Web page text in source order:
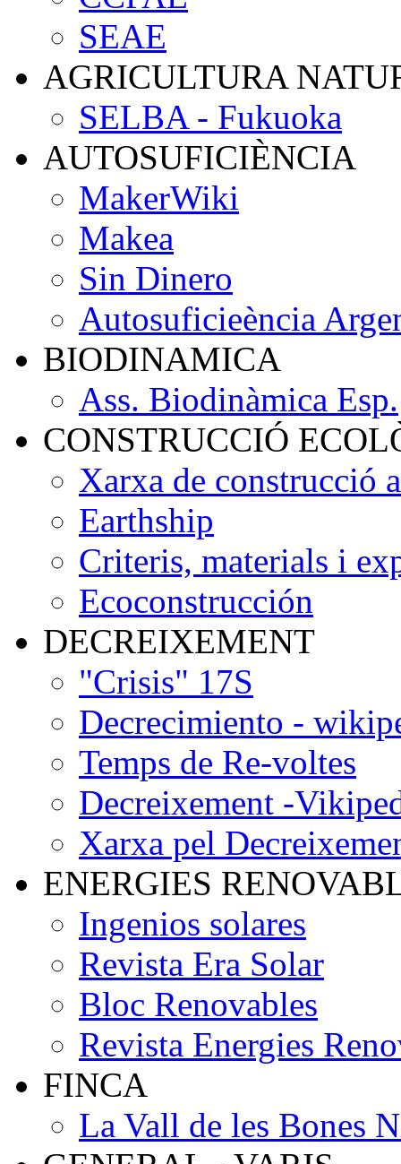
SEAE
AGRICULTURA
SELBA - Fukuoka
AUTOSUFICIÈNCIA
MakerWiki
Makea
Sin Dinero
Autosuficieència
BIODINAMICA
Ass. Biodinàmica Esp.
CONSTRUCCIÓ
Xarxa de construcció
Earthship
Criteris, materials i
Ecoconstrucción
DECREIXEMENT
"Crisis" 17S
Decrecimiento -
Temps de Re-voltes
Decreixement -
Xarxa pel
ENERGIES
Ingenios solares
Revista Era Solar
Bloc Renovables
Revista Energies
FINCA
La Vall de les Bones